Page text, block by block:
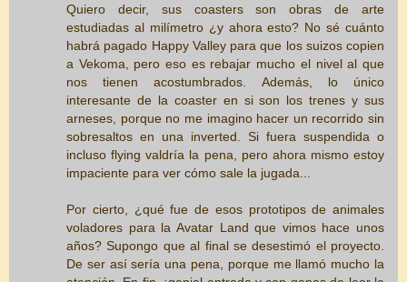
Quiero decir, sus coasters son obras de arte
estudiadas al milímetro ¿y ahora esto? No sé cuánto
habrá pagado Happy Valley para que los suizos copien
a Vekoma, pero eso es rebajar mucho el nivel al que
nos tienen acostumbrados. Además, lo único
interesante de la coaster en si son los trenes y sus
arneses, porque no me imagino hacer un recorrido sin
sobresaltos en una inverted. Si fuera suspendida o
incluso flying valdría la pena, pero ahora mismo estoy
impaciente para ver cómo sale la jugada...
Por cierto, ¿qué fue de esos prototipos de animales
voladores para la Avatar Land que vimos hace unos
años? Supongo que al final se desestimó el proyecto.
De ser así sería una pena, porque me llamó mucho la